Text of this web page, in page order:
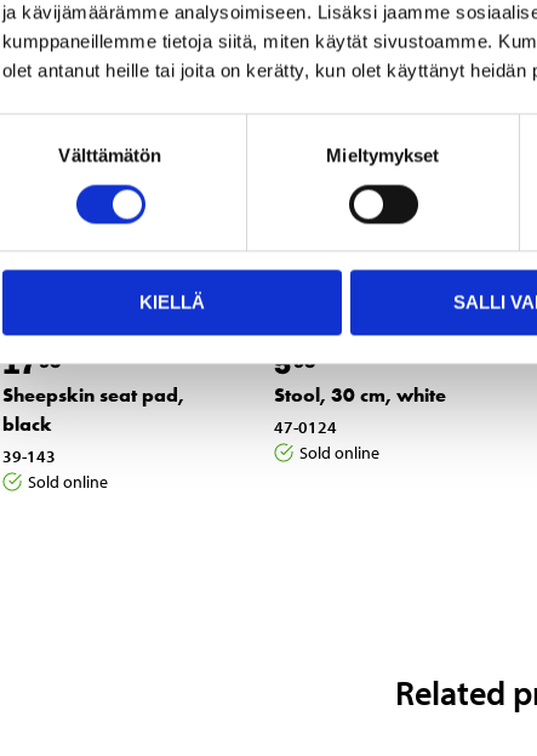
ja kävijämäärämme analysoimiseen. Lisäksi jaamme
kumppaneillemme tietoja siitä, miten käytät sivustoamme.
olet antanut heille tai joita on kerätty, kun olet käyttänyt heidän
Välttämätön Mieltymykset
KIELLÄ SALLI
1795
Sheepskin seat pad,
black
39-143
Sold online
595
Stool, 30 cm, white
47-0124
Sold online
Related